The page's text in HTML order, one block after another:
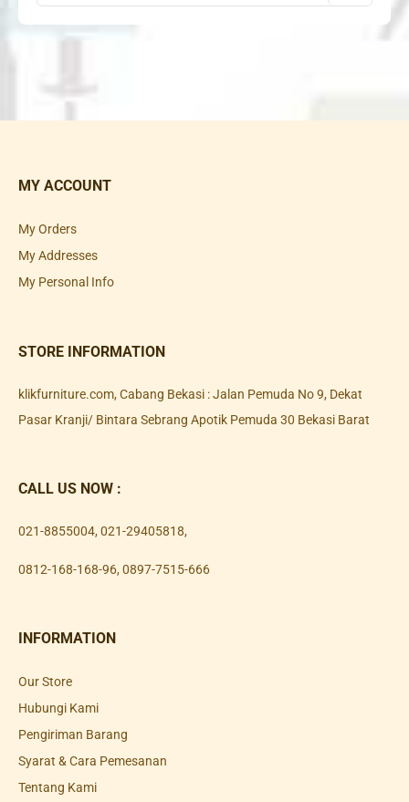
MY ACCOUNT
My Orders
My Addresses
My Personal Info
STORE INFORMATION
klikfurniture.com, Cabang Bekasi : Jalan Pemuda No 9, Dekat
Pasar Kranji/ Bintara Sebrang Apotik Pemuda 30 Bekasi Barat
CALL US NOW :
021-8855004, 021-29405818,
0812-168-168-96, 0897-7515-666
INFORMATION
Our Store
Hubungi Kami
Pengiriman Barang
Syarat & Cara Pemesanan
Tentang Kami